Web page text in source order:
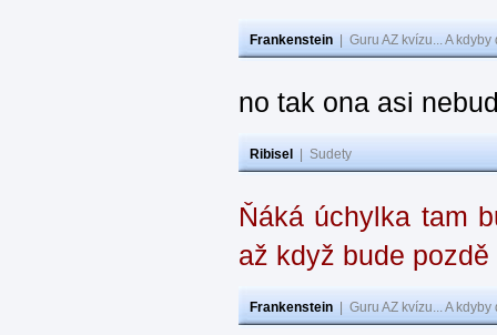
Frankenstein Guru AZ kvízu... A
no tak ona asi
Ribisel Sudety
Ňáká úchylka tam
až když bude pozdě
Frankenstein Guru AZ kvízu... A